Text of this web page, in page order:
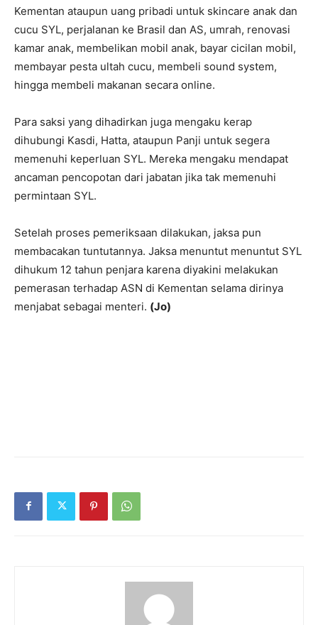
Kementan ataupun uang pribadi untuk skincare anak dan
cucu SYL, perjalanan ke Brasil dan AS, umrah, renovasi
kamar anak, membelikan mobil anak, bayar cicilan mobil,
membayar pesta ultah cucu, membeli sound system,
hingga membeli makanan secara online.
Para saksi yang dihadirkan juga mengaku kerap
dihubungi Kasdi, Hatta, ataupun Panji untuk segera
memenuhi keperluan SYL. Mereka mengaku mendapat
ancaman pencopotan dari jabatan jika tak memenuhi
permintaan SYL.
Setelah proses pemeriksaan dilakukan, jaksa pun
membacakan tuntutannya. Jaksa menuntut menuntut SYL
dihukum 12 tahun penjara karena diyakini melakukan
pemerasan terhadap ASN di Kementan selama dirinya
menjabat sebagai menteri. (Jo)